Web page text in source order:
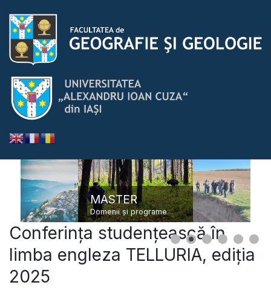
MASTER
Domenii și programe
Conferința studențească în
limba engleza TELLURIA, ediția
2025